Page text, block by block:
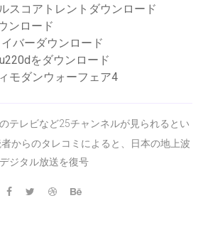
スコアトレントダウンロード
ンロード
バーダウンロード
をダウンロード
モダンウォーフェア4
テレビなど25チャンネルが見られるとい
からのタレコミによると、日本の地上波
デジタル放送を復号